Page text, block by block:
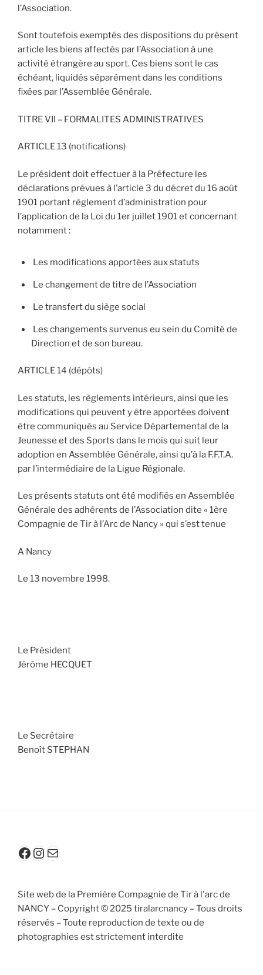
l’Association.
Sont toutefois exemptés des dispositions du présent
article les biens affectés par l’Association à une
activité étrangère au sport. Ces biens sont le cas
échéant, liquidés séparément dans les conditions
fixées par l’Assemblée Générale.
TITRE VII – FORMALITES ADMINISTRATIVES
ARTICLE 13 (notifications)
Le président doit effectuer à la Préfecture les
déclarations prévues à l’article 3 du décret du 16 août
1901 portant règlement d’administration pour
l’application de la Loi du 1er juillet 1901 et concernant
notamment :
Les modifications apportées aux statuts
Le changement de titre de l’Association
Le transfert du siège social
Les changements survenus eu sein du Comité de
Direction et de son bureau.
ARTICLE 14 (dépôts)
Les statuts, les règlements intérieurs, ainsi que les
modifications qui peuvent y être apportées doivent
être communiqués au Service Départemental de la
Jeunesse et des Sports dans le mois qui suit leur
adoption en Assemblée Générale, ainsi qu’à la F.F.T.A.
par l’intermédiaire de la Ligue Régionale.
Les présents statuts ont été modifiés en Assemblée
Générale des adhérents de l’Association dite « 1ère
Compagnie de Tir à l’Arc de Nancy » qui s’est tenue
A Nancy
Le 13 novembre 1998.
Le Président
Jérôme HECQUET
Le Secrétaire
Benoît STEPHAN
Facebook
Instagram
contact@tiralarcnancy.fr
Site web de la Première Compagnie de Tir à l'arc de
NANCY – Copyright © 2025 tiralarcnancy – Tous droits
réservés – Toute reproduction de texte ou de
photographies est strictement interdite